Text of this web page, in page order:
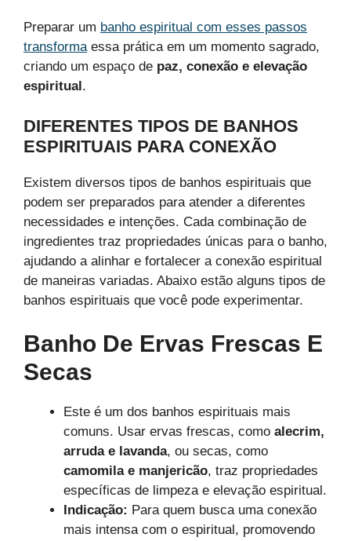
Preparar um banho espiritual com esses passos
transformaessa prática em um momento sagrado,
criando um espaço de paz, conexão e elevação
espiritual.
DIFERENTES TIPOS DE BANHOS
ESPIRITUAIS PARA CONEXÃO
Existem diversos tipos de banhos espirituais que
podem ser preparados para atender a diferentes
necessidades e intenções. Cada combinação de
ingredientes traz propriedades únicas para o banho,
ajudando a alinhar e fortalecer a conexão espiritual
de maneiras variadas. Abaixo estão alguns tipos de
banhos espirituais que você pode experimentar.
Banho De Ervas Frescas E
Secas
Este é um dos banhos espirituais mais
comuns. Usar ervas frescas, como alecrim,
arruda e lavanda, ou secas, como
camomila e manjericão, traz propriedades
específicas de limpeza e elevação espiritual.
Indicação: Para quem busca uma conexão
mais intensa com o espiritual, promovendo